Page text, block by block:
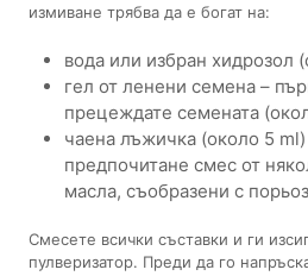
измиване трябва да е богат на:
вода или избран хидрозол
гел от ленени семена –
прецеждате семената
чаена лъжичка (около 5
предпочитане смес от
масла, съобразени с
Смесете всички съставки и ги
пулверизатор. Преди да го